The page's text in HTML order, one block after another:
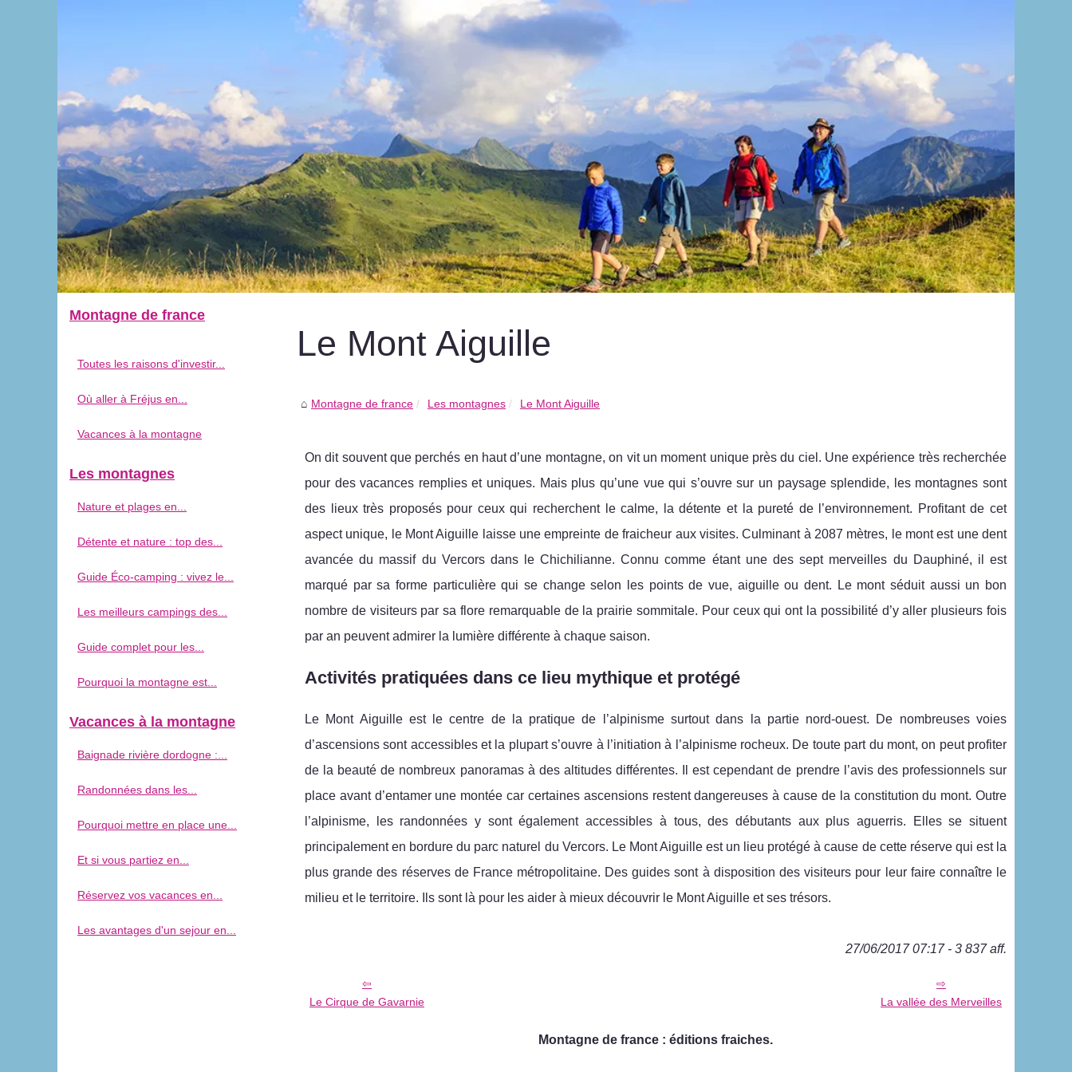
Le Mont Aiguille
Montagne de france Les montagnes Le Mont Aiguille
On dit souvent que perchés en haut d’une montagne, on vit un moment unique près du ciel. Une expérience très recherchée
pour des vacances remplies et uniques. Mais plus qu’une vue qui s’ouvre sur un paysage splendide, les montagnes sont
des lieux très proposés pour ceux qui recherchent le calme, la détente et la pureté de l’environnement. Profitant de cet
aspect unique, le Mont Aiguille laisse une empreinte de fraicheur aux visites. Culminant à 2087 mètres, le mont est une dent
avancée du massif du Vercors dans le Chichilianne. Connu comme étant une des sept merveilles du Dauphiné, il est
marqué par sa forme particulière qui se change selon les points de vue, aiguille ou dent. Le mont séduit aussi un bon
nombre de visiteurs par sa flore remarquable de la prairie sommitale. Pour ceux qui ont la possibilité d’y aller plusieurs fois
par an peuvent admirer la lumière différente à chaque saison.
Activités pratiquées dans ce lieu mythique et protégé
Le Mont Aiguille est le centre de la pratique de l’alpinisme surtout dans la partie nord-ouest. De nombreuses voies
d’ascensions sont accessibles et la plupart s’ouvre à l’initiation à l’alpinisme rocheux. De toute part du mont, on peut profiter
de la beauté de nombreux panoramas à des altitudes différentes. Il est cependant de prendre l’avis des professionnels sur
place avant d’entamer une montée car certaines ascensions restent dangereuses à cause de la constitution du mont. Outre
l’alpinisme, les randonnées y sont également accessibles à tous, des débutants aux plus aguerris. Elles se situent
principalement en bordure du parc naturel du Vercors. Le Mont Aiguille est un lieu protégé à cause de cette réserve qui est la
plus grande des réserves de France métropolitaine. Des guides sont à disposition des visiteurs pour leur faire connaître le
milieu et le territoire. Ils sont là pour les aider à mieux découvrir le Mont Aiguille et ses trésors.
27/06/2017 07:17 - 3 837 aff.
Le Cirque de Gavarnie La vallée des Merveilles
Montagne de france : éditions fraiches.
Montagne de france
Toutes les raisons d'investir...
Où aller à Fréjus en...
Vacances à la montagne
Les montagnes
Nature et plages en...
Détente et nature : top des...
Guide Éco-camping : vivez le...
Les meilleurs campings des...
Guide complet pour les...
Pourquoi la montagne est...
Vacances à la montagne
Baignade rivière dordogne :...
Randonnées dans les...
Pourquoi mettre en place une...
Et si vous partiez en...
Réservez vos vacances en...
Les avantages d'un sejour en...